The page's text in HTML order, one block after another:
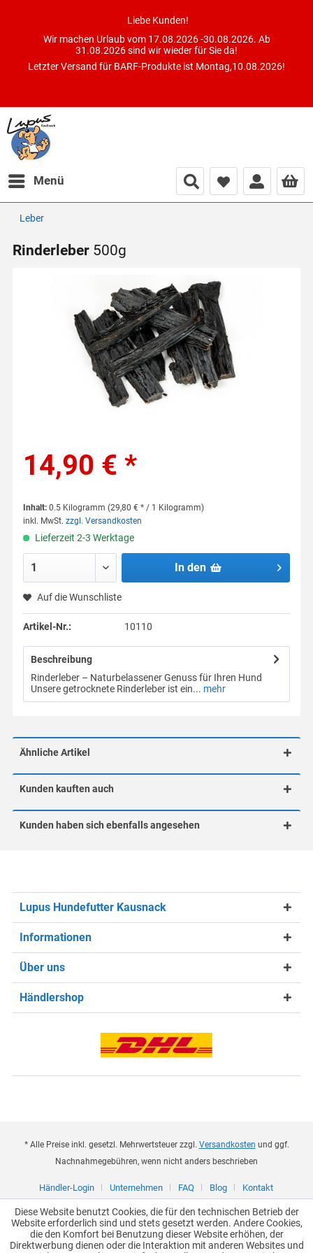
Liebe Kunden!
Wir machen Urlaub vom 17.08.2026 -30.08.2026. Ab
31.08.2026 sind wir wieder für Sie da!
Letzter Versand für BARF-Produkte ist Montag,10.08.2026!
Menü
Leber
Rinderleber 500g
14,90 € *
Inhalt: 0.5 Kilogramm (29,80 € * / 1 Kilogramm)
inkl. MwSt. zzgl. Versandkosten
Lieferzeit 2-3 Werktage
In den
Auf die Wunschliste
Artikel-Nr.: 10110
Beschreibung
Rinderleber – Naturbelassener Genuss für Ihren Hund
Unsere getrocknete Rinderleber ist ein... mehr
Ähnliche Artikel
Kunden kauften auch
Kunden haben sich ebenfalls angesehen
Lupus Hundefutter Kausnack
Informationen
Über uns
Händlershop
* Alle Preise inkl. gesetzl. Mehrwertsteuer zzgl. Versandkosten und ggf.
Nachnahmegebühren, wenn nicht anders beschrieben
Händler-Login Unternehmen FAQ Blog Kontakt
Diese Website benutzt Cookies, die für den technischen Betrieb der
Website erforderlich sind und stets gesetzt werden. Andere Cookies,
die den Komfort bei Benutzung dieser Website erhöhen, der
Direktwerbung dienen oder die Interaktion mit anderen Websites und